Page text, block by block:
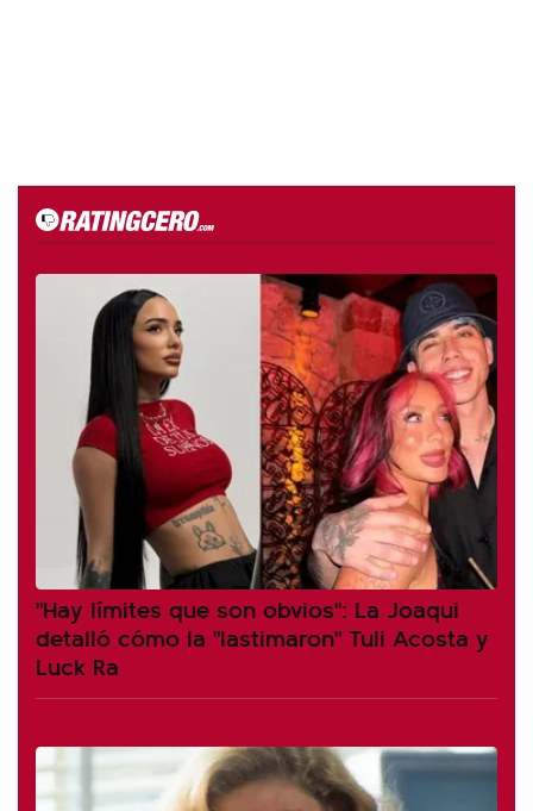
"Hay límites que son obvios": La Joaqui
detalló cómo la "lastimaron" Tuli Acosta y
Luck Ra